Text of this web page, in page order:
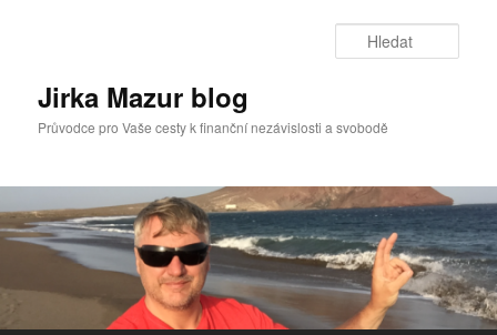
Jirka Mazur blog
Průvodce pro Vaše cesty k finanční nezávislosti a svobodě